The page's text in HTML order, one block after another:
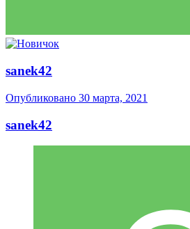
sanek42
Опубликовано 30 марта, 2021
sanek42